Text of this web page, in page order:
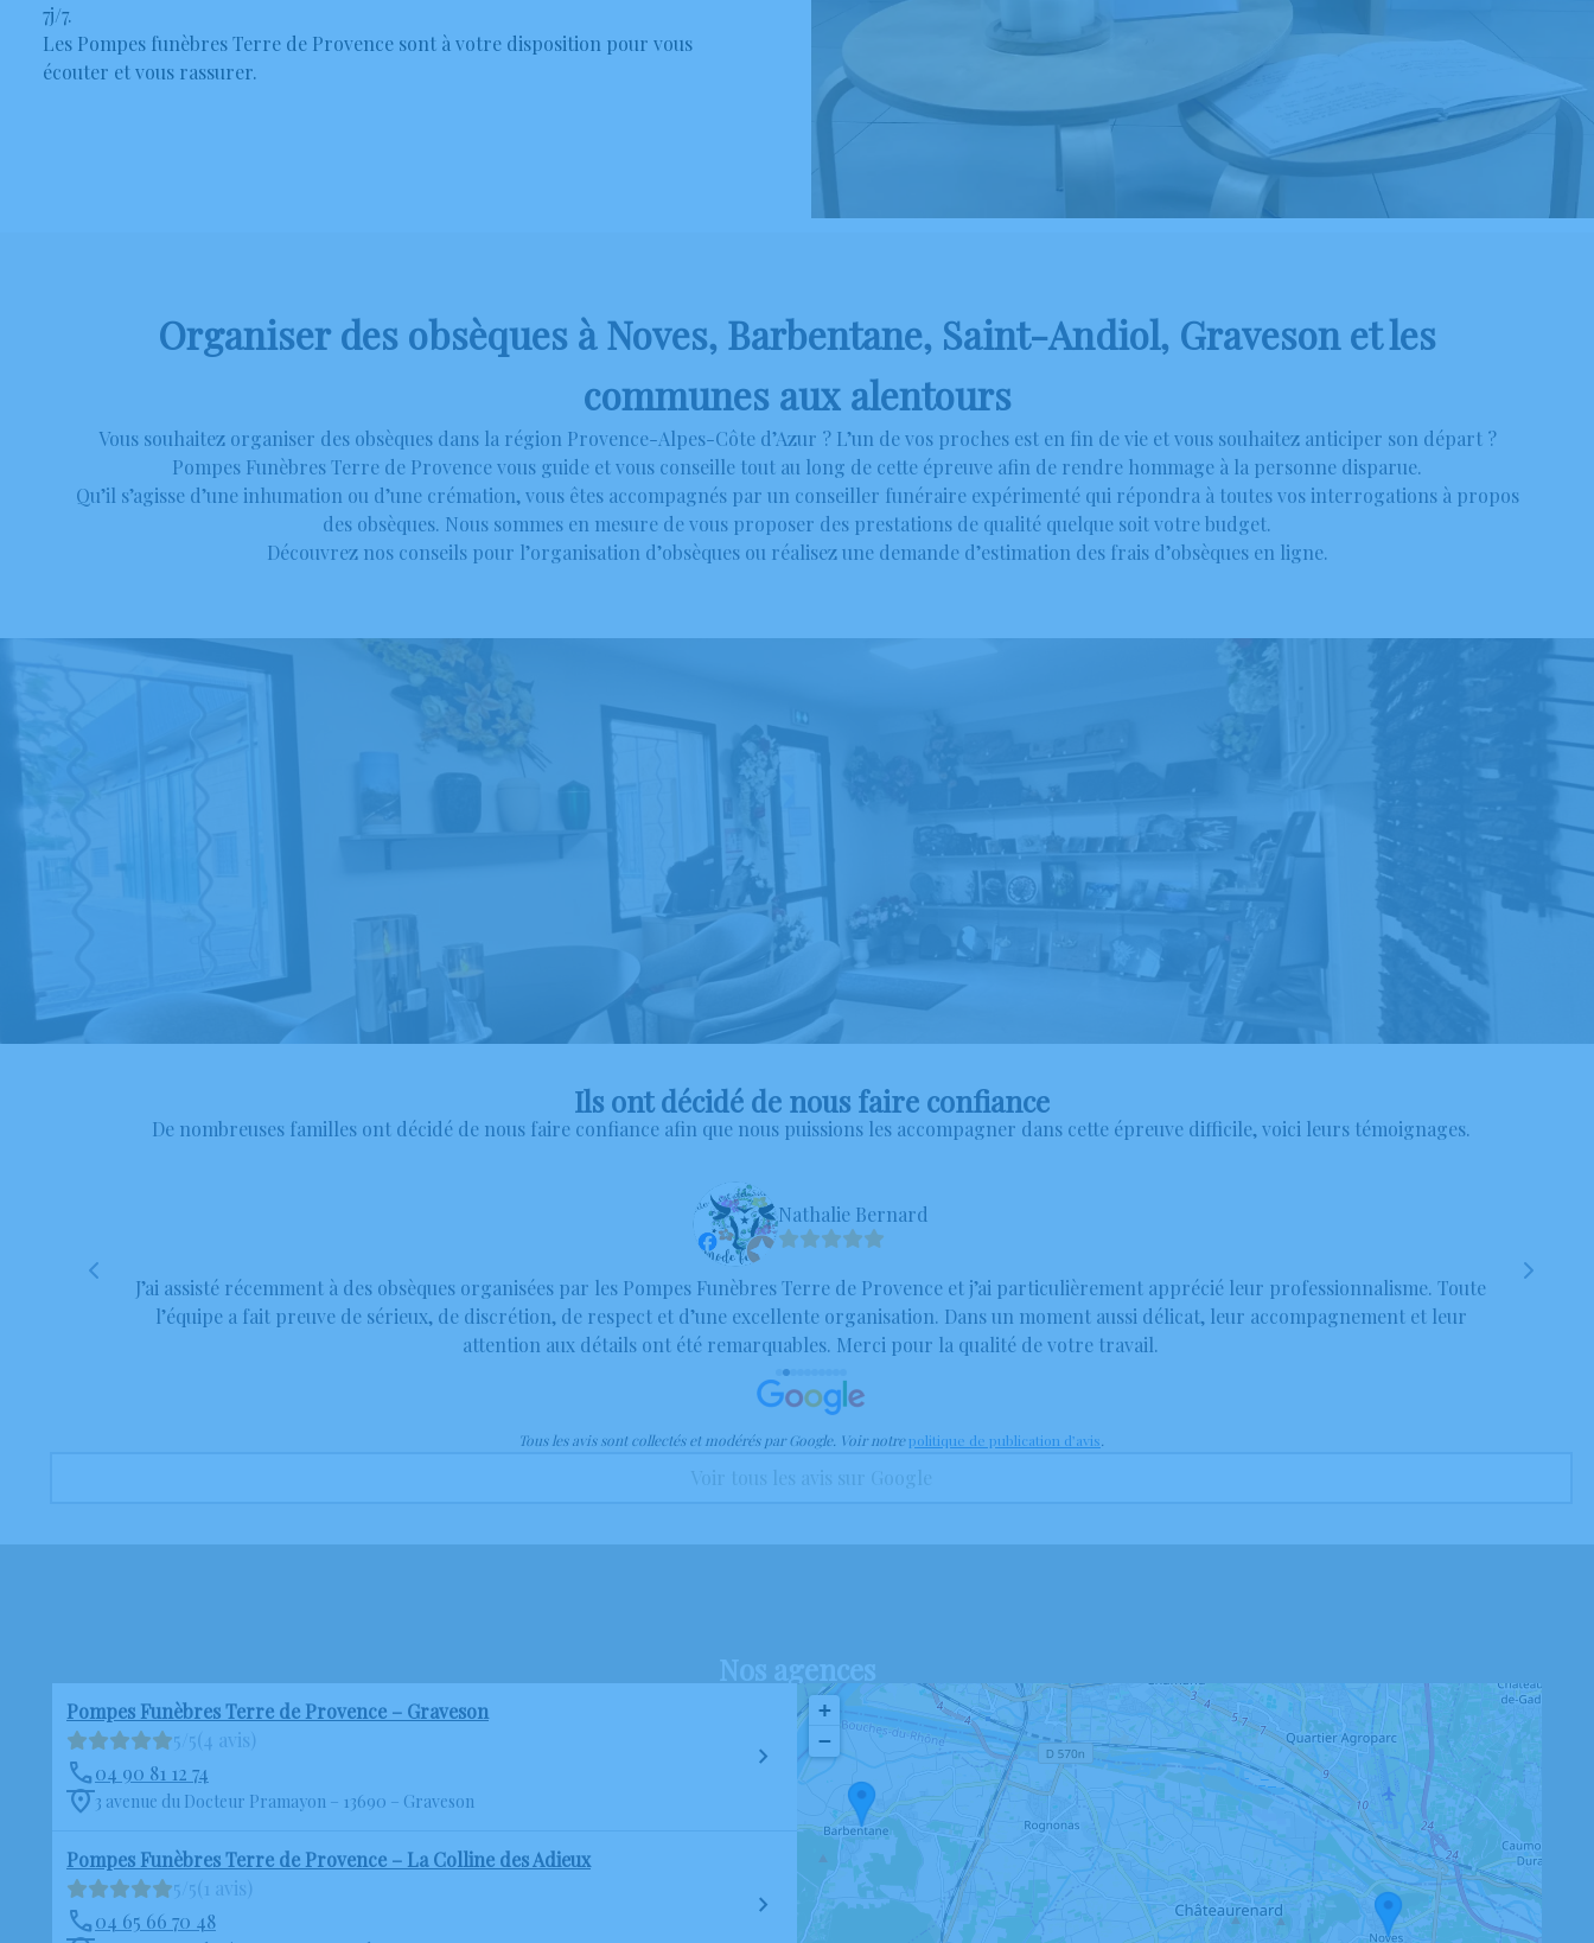
7j/7.
Les Pompes funèbres Terre de Provence sont à votre disposition pour vous
écouter et vous rassurer.
Organiser des obsèques à Noves, Barbentane, Saint-Andiol, Graveson et les
communes aux alentours
Vous souhaitez organiser des obsèques dans la région Provence-Alpes-Côte d’Azur ? L’un de vos proches est en fin de vie et vous souhaitez anticiper son départ ?
Pompes Funèbres Terre de Provence vous guide et vous conseille tout au long de cette épreuve afin de rendre hommage à la personne disparue.
Qu’il s’agisse d’une inhumation ou d’une crémation, vous êtes accompagnés par un conseiller funéraire expérimenté qui répondra à toutes vos interrogations à propos
des obsèques. Nous sommes en mesure de vous proposer des prestations de qualité quelque soit votre budget.
Découvrez nos conseils pour l’organisation d’obsèques ou réalisez une demande d’estimation des frais d’obsèques en ligne.
Ils ont décidé de nous faire confiance
De nombreuses familles ont décidé de nous faire confiance afin que nous puissions les accompagner dans cette épreuve difficile, voici leurs témoignages.
Nathalie Bernard
J’ai assisté récemment à des obsèques organisées par les Pompes Funèbres Terre de Provence et j’ai particulièrement apprécié leur professionnalisme. Toute
l’équipe a fait preuve de sérieux, de discrétion, de respect et d’une excellente organisation. Dans un moment aussi délicat, leur accompagnement et leur
attention aux détails ont été remarquables. Merci pour la qualité de votre travail.
Tous les avis sont collectés et modérés par Google. Voir notrepolitique de publication d’avis
Voir tous les avis sur Google
Nos agences
Pompes Funèbres Terre de Provence – Graveson
5/5(4 avis)
04 90 81 12 74
3 avenue du Docteur Pramayon – 13690 – Graveson
Pompes Funèbres Terre de Provence – La Colline des Adieux
5/5(1 avis)
04 65 66 70 48
+
−